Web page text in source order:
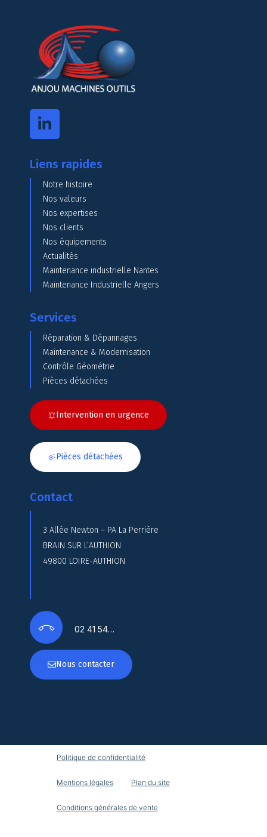
Liens rapides
Notre histoire
Nos valeurs
Nos expertises
Nos clients
Nos équipements
Actualités
Maintenance industrielle Nantes
Maintenance Industrielle Angers
Services
Réparation & Dépannages
Maintenance & Modernisation
Contrôle Géométrie
Pièces détachées
Intervention en urgence
Pièces détachées
Contact
3 Allée Newton – PA La Perrière
BRAIN SUR L’AUTHION
49800 LOIRE-AUTHION
02 41 54…
Nous contacter
Politique de confidentialité
Mentions légales Plan du site
Conditions générales de vente